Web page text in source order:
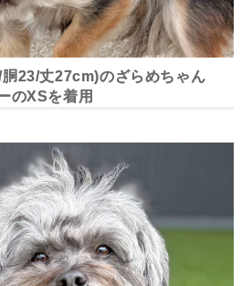
23/丈27cm)のざらめちゃん
のXSを着用